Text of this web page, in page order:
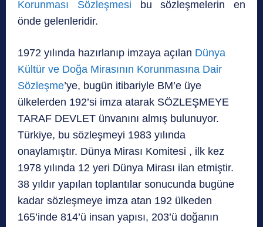
Korunması Sözleşmesi bu sözleşmelerin en
önde gelenleridir.
1972 yılında hazırlanıp imzaya açılan Dünya
Kültür ve Doğa Mirasının Korunmasına Dair
Sözleşme’ye, bugün itibariyle BM’e üye
ülkelerden 192’si imza atarak SÖZLEŞMEYE
TARAF DEVLET ünvanını almış bulunuyor.
Türkiye, bu sözleşmeyi 1983 yılında
onaylamıştır. Dünya Mirası Komitesi , ilk kez
1978 yılında 12 yeri Dünya Mirası ilan etmiştir.
38 yıldır yapılan toplantılar sonucunda bugüne
kadar sözleşmeye imza atan 192 ülkeden
165’inde 814’ü insan yapısı, 203’ü doğanın